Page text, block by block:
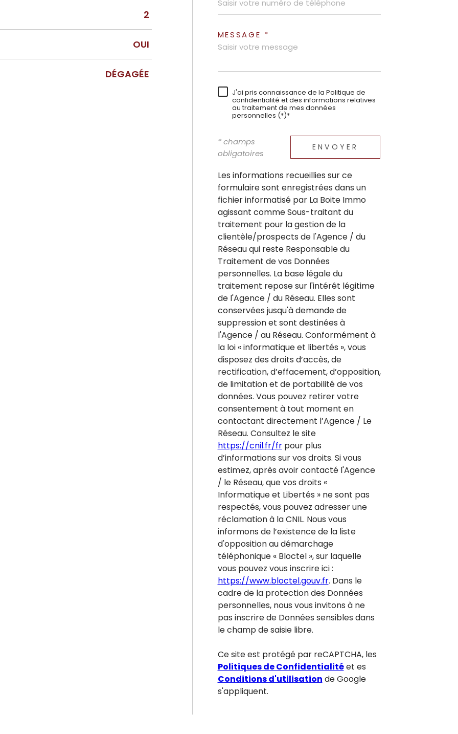
2
OUI
DÉGAGÉE
MESSAGE *
J'ai pris connaissance de la Politique de
confidentialité et des informations relatives
au traitement de mes données
personnelles (*)*
* champs
obligatoires
ENVOYER
Les informations recueillies sur ce
formulaire sont enregistrées dans un
fichier informatisé par La Boite Immo
agissant comme Sous-traitant du
traitement pour la gestion de la
clientèle/prospects de l'Agence / du
Réseau qui reste Responsable du
Traitement de vos Données
personnelles. La base légale du
traitement repose sur l'intérêt légitime
de l'Agence / du Réseau. Elles sont
conservées jusqu'à demande de
suppression et sont destinées à
l'Agence / au Réseau. Conformément à
la loi « informatique et libertés », vous
disposez des droits d’accès, de
rectification, d’effacement, d’opposition,
de limitation et de portabilité de vos
données. Vous pouvez retirer votre
consentement à tout moment en
contactant directement l’Agence / Le
Réseau. Consultez le site
https://cnil.fr/frpour plus
d’informations sur vos droits. Si vous
estimez, après avoir contacté l'Agence
/ le Réseau, que vos droits «
Informatique et Libertés » ne sont pas
respectés, vous pouvez adresser une
réclamation à la CNIL. Nous vous
informons de l’existence de la liste
d'opposition au démarchage
téléphonique « Bloctel », sur laquelle
vous pouvez vous inscrire ici :
https://www.bloctel.gouv.fr. Dans le
cadre de la protection des Données
personnelles, nous vous invitons à ne
pas inscrire de Données sensibles dans
le champ de saisie libre.
Ce site est protégé par reCAPTCHA, les
Politiques de Confidentialitéet es
Conditions d'utilisation de Google
s'appliquent.